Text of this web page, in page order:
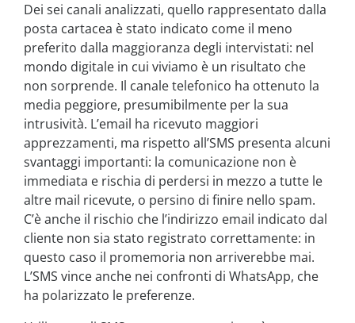
Dei sei canali analizzati, quello rappresentato dalla
posta cartacea è stato indicato come il meno
preferito dalla maggioranza degli intervistati: nel
mondo digitale in cui viviamo è un risultato che
non sorprende. Il canale telefonico ha ottenuto la
media peggiore, presumibilmente per la sua
intrusività. L’email ha ricevuto maggiori
apprezzamenti, ma rispetto all’SMS presenta alcuni
svantaggi importanti: la comunicazione non è
immediata e rischia di perdersi in mezzo a tutte le
altre mail ricevute, o persino di finire nello spam.
C’è anche il rischio che l’indirizzo email indicato dal
cliente non sia stato registrato correttamente: in
questo caso il promemoria non arriverebbe mai.
L’SMS vince anche nei confronti di WhatsApp, che
ha polarizzato le preferenze.